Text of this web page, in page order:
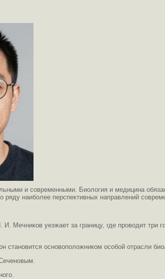
и современными. Биология и медицина
наиболее перспективных направлений
Мечников уезжает за границу, где проводит три
основоположником особой отрасли